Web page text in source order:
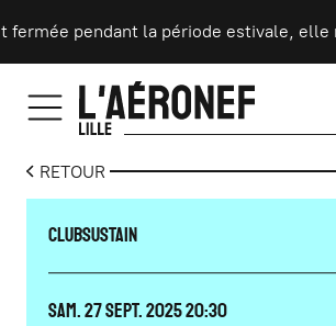
pendant la période estivale, elle
RETOUR
CLUBSUSTAIN
SAMEDI
SAM. 27SEPTEMBRE
SEPT. 202520:30